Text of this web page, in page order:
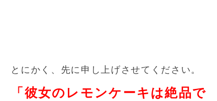
とにかく、先に申し上げさせてください。
「彼女のレモンケーキは絶品で